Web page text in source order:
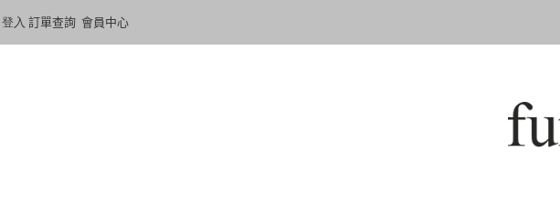
登入 訂單查詢 會員中心